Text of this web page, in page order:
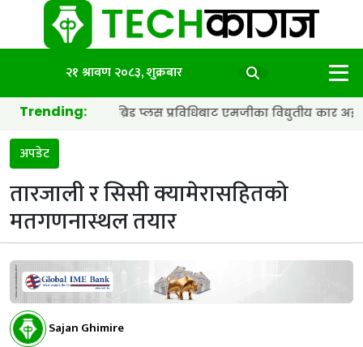
२१ श्रावण २०८३, शुक्रबार
Trending:
र हाइब्रिड प्लस प्रविधिबाट एमजीका विद्युतीय कार अझ छिटा र
अपडेट
तारजाली र सिसी क्यामेरासहितको
मतगणनास्थल तयार
Sajan Ghimire